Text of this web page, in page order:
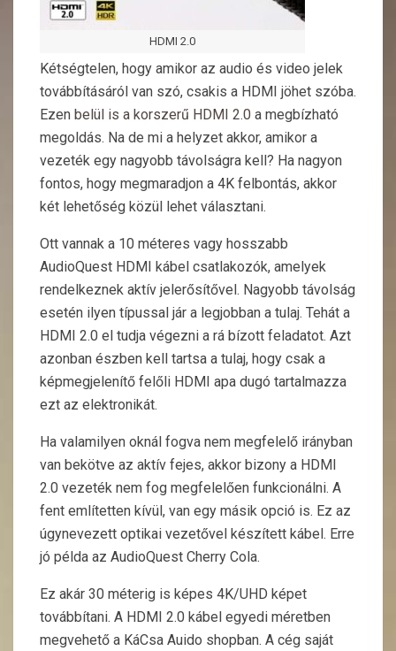
HDMI 2.0
Kétségtelen, hogy amikor az audio és video jelek
továbbításáról van szó, csakis a HDMI jöhet szóba.
Ezen belül is a korszerű HDMI 2.0 a megbízható
megoldás. Na de mi a helyzet akkor, amikor a
vezeték egy nagyobb távolságra kell? Ha nagyon
fontos, hogy megmaradjon a 4K felbontás, akkor
két lehetőség közül lehet választani.
Ott vannak a 10 méteres vagy hosszabb
AudioQuest HDMI kábel csatlakozók, amelyek
rendelkeznek aktív jelerősítővel. Nagyobb távolság
esetén ilyen típussal jár a legjobban a tulaj. Tehát a
HDMI 2.0 el tudja végezni a rá bízott feladatot. Azt
azonban észben kell tartsa a tulaj, hogy csak a
képmegjelenítő felőli HDMI apa dugó tartalmazza
ezt az elektronikát.
Ha valamilyen oknál fogva nem megfelelő irányban
van bekötve az aktív fejes, akkor bizony a HDMI
2.0 vezeték nem fog megfelelően funkcionálni. A
fent említetten kívül, van egy másik opció is. Ez az
úgynevezett optikai vezetővel készített kábel. Erre
jó példa az AudioQuest Cherry Cola.
Ez akár 30 méterig is képes 4K/UHD képet
továbbítani. A HDMI 2.0 kábel egyedi méretben
megvehető a KáCsa Auido shopban. A cég saját